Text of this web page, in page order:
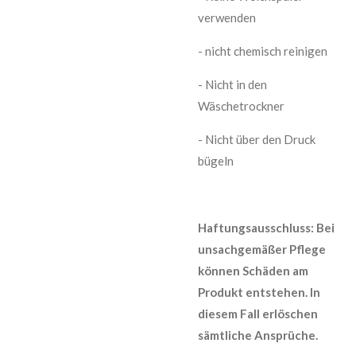
verwenden
- nicht chemisch reinigen
- Nicht in den
Wäschetrockner
- Nicht über den Druck
bügeln
Haftungsausschluss: Bei
unsachgemäßer Pflege
können Schäden am
Produkt entstehen. In
diesem Fall erlöschen
sämtliche Ansprüche.